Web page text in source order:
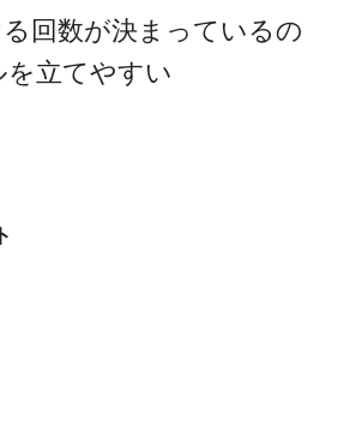
回数が決まっているの
立てやすい